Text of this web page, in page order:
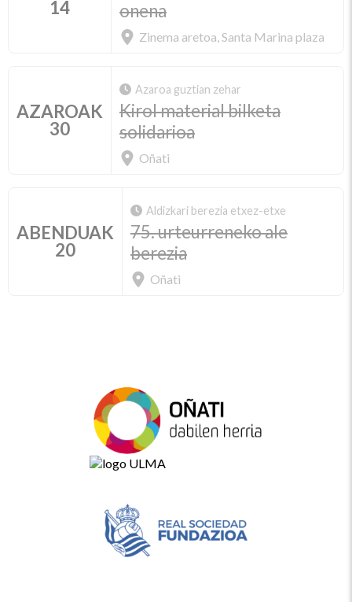
14
onena
Zinema aretoa, Santa Marina plaza
AZAROAK
30
Azaroa guztian zehar
Kirol material bilketa
solidarioa
Oñati
ABENDUAK
20
Aldizkari berezia etxez-etxe
75. urteurreneko ale
berezia
Oñati